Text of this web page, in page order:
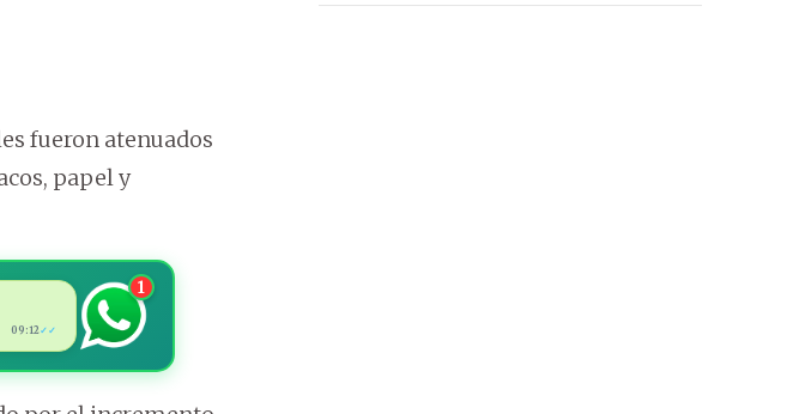
fueron atenuados
papel y
09:12✓✓
1